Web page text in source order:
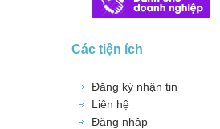
Các tiện ích
Đăng ký nhận tin
Liên hệ
Đăng nhập